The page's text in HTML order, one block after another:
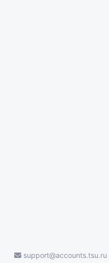
support@accounts.tsu.ru